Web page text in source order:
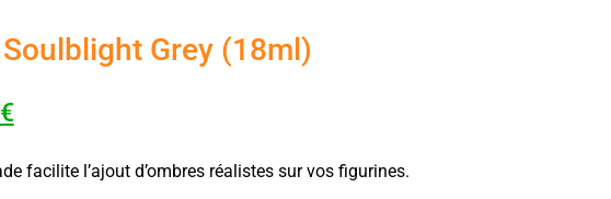
Grey (18ml)
€
facilite l’ajout d’ombres réalistes sur vos figurines.